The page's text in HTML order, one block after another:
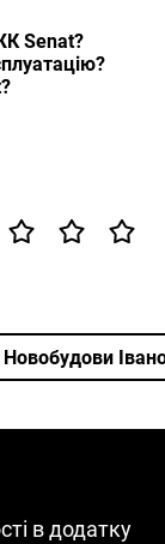
Senat?
Новобудови
в додатку